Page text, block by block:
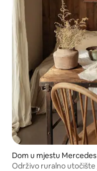
Dom u mjestu Mercedes